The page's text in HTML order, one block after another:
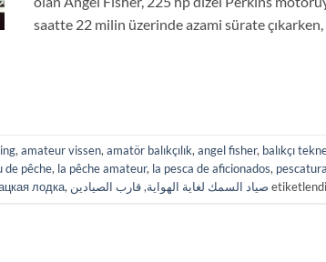
saatte 22 milin üzerinde azami sürate
, amateur vissen, amatör balıkçılık, angel fisher, balıkçı
de pêche, la pêche amateur, la pesca de aficionados, pescatura
лодка, صياد السمك لغاية الهواية,قارب الصيادين etiketlendi